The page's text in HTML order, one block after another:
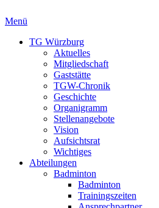
Menü
TG Würzburg
Aktuelles
Mitgliedschaft
Gaststätte
TGW-Chronik
Geschichte
Organigramm
Stellenangebote
Vision
Aufsichtsrat
Wichtiges
Abteilungen
Badminton
Badminton
Trainingszeiten